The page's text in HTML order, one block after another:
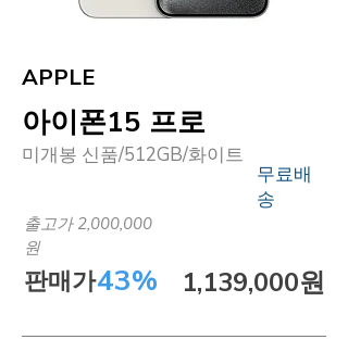
APPLE
아이폰15 프로
미개봉 신품/512GB/화이트
무료배
송
출고가 2,000,000
원
판매가43% 1,139,000원